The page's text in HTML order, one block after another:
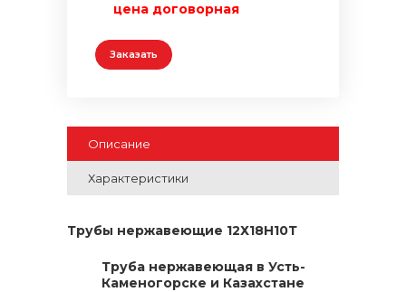
цена договорная
Заказать
Описание
Характеристики
Трубы нержавеющие 12Х18Н10Т
Труба нержавеющая в Усть-
Каменогорске и Казахстане